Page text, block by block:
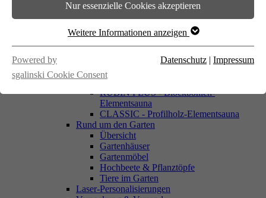
Nur essenzielle Cookies akzeptieren
Weitere Informationen anzeigen
Powered by
sgalinski Cookie Consent
Datenschutz | Impressum
Übersicht
PREMIUM - Individuelle Elementsauna
MODERN - Profilholz-Elementsauna
BRILLANT - Blockbohlen-Elementsauna
KRISTALL - Blockbohlen-Elementsauna
KARAT - Blockbohlensauna
ACHAT - Blockbohlen-Außensauna
RUBIN - Blockbohlen-Elementsauna
RUBIN PLUS - Blockbohlen-
Elementsauna
CLASSIC - Profilholz-Elementsauna
Rund um den Garten
Übersicht
Gartenhäuser
Gartenmöbel
Hochbeete & Pflanztöpfe
Tiere im Garten
Laser-Personalisierungen